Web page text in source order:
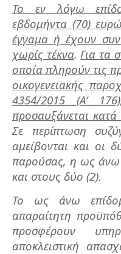
Το εν λόγω
εβδομήντα (70)
έγγαμα ή έχουν
χωρίς τέκνα. Για τα
οποία πληρούν τις
οικογενειακής
4354/2015 (Α’
προσαυξάνεται
Σε περίπτωση
αμείβονται και οι
παρούσας, η ως άνω
και στους δύο (2).
Το ως άνω
απαραίτητη
προσφέρουν
αποκλειστική